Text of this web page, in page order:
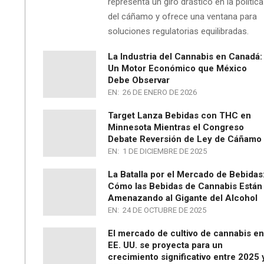
del cáñamo y ofrece una ventana para
soluciones regulatorias equilibradas.
La Industria del Cannabis en Canadá:
Un Motor Económico que México
Debe Observar
EN: 26 DE ENERO DE 2026
Target Lanza Bebidas con THC en
Minnesota Mientras el Congreso
Debate Reversión de Ley de Cáñamo
EN: 1 DE DICIEMBRE DE 2025
La Batalla por el Mercado de Bebidas:
Cómo las Bebidas de Cannabis Están
Amenazando al Gigante del Alcohol
EN: 24 DE OCTUBRE DE 2025
El mercado de cultivo de cannabis en
EE. UU. se proyecta para un
crecimiento significativo entre 2025